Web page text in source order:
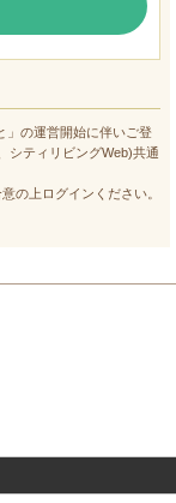
」の運営開始に伴いご登
シティリビングWeb)共通
の上ログインください。